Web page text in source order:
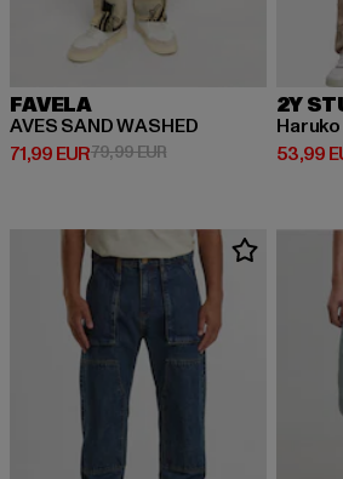
FAVELA
AVES SAND WASHED
71,99 EUR
Derzeitiger Preis: 71,99 EUR
79,99 EURAktionspreis: 79,99 EUR
2Y
Haruko
53,99